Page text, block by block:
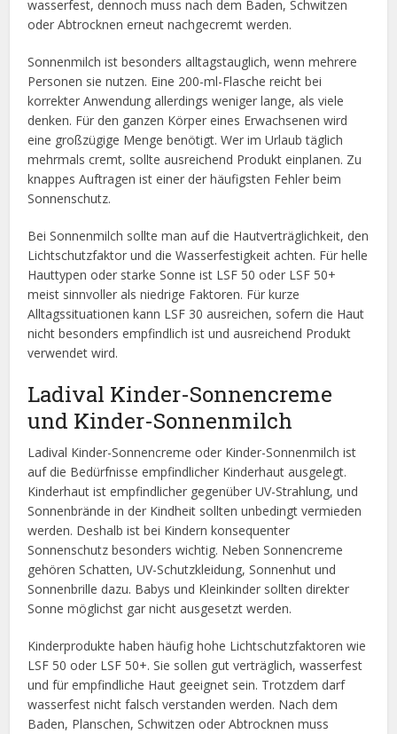
wasserfest, dennoch muss nach dem Baden, Schwitzen
oder Abtrocknen erneut nachgecremt werden.
Sonnenmilch ist besonders alltagstauglich, wenn mehrere
Personen sie nutzen. Eine 200-ml-Flasche reicht bei
korrekter Anwendung allerdings weniger lange, als viele
denken. Für den ganzen Körper eines Erwachsenen wird
eine großzügige Menge benötigt. Wer im Urlaub täglich
mehrmals cremt, sollte ausreichend Produkt einplanen. Zu
knappes Auftragen ist einer der häufigsten Fehler beim
Sonnenschutz.
Bei Sonnenmilch sollte man auf die Hautverträglichkeit, den
Lichtschutzfaktor und die Wasserfestigkeit achten. Für helle
Hauttypen oder starke Sonne ist LSF 50 oder LSF 50+
meist sinnvoller als niedrige Faktoren. Für kurze
Alltagssituationen kann LSF 30 ausreichen, sofern die Haut
nicht besonders empfindlich ist und ausreichend Produkt
verwendet wird.
Ladival Kinder-Sonnencreme
und Kinder-Sonnenmilch
Ladival Kinder-Sonnencreme oder Kinder-Sonnenmilch ist
auf die Bedürfnisse empfindlicher Kinderhaut ausgelegt.
Kinderhaut ist empfindlicher gegenüber UV-Strahlung, und
Sonnenbrände in der Kindheit sollten unbedingt vermieden
werden. Deshalb ist bei Kindern konsequenter
Sonnenschutz besonders wichtig. Neben Sonnencreme
gehören Schatten, UV-Schutzkleidung, Sonnenhut und
Sonnenbrille dazu. Babys und Kleinkinder sollten direkter
Sonne möglichst gar nicht ausgesetzt werden.
Kinderprodukte haben häufig hohe Lichtschutzfaktoren wie
LSF 50 oder LSF 50+. Sie sollen gut verträglich, wasserfest
und für empfindliche Haut geeignet sein. Trotzdem darf
wasserfest nicht falsch verstanden werden. Nach dem
Baden, Planschen, Schwitzen oder Abtrocknen muss